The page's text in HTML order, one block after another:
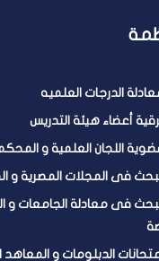
الدرجات العلميه
أعضاء هيئة التدريس
اللجان العلمية و
فى المجلات المصرية و
فى معادلة الجامعات و
الدبلومات و المعاهد